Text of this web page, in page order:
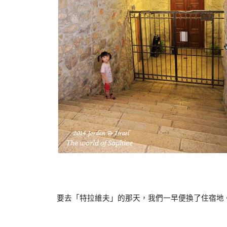
要去「特拉維夫 」的那天，我們一早便換了住宿地